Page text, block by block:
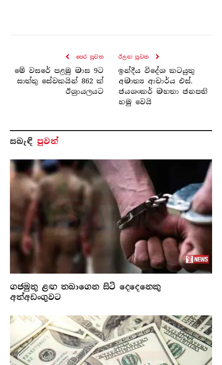
පෙර පුව​ත
මේ වසරේ පළමු මාස 9ට
සාත්තු සේවකයින් 862 ක්
ඊශ්‍රායලයට
ඊළඟ පුව​ත
ඉන්දීය විදේශ කටයුතු
අමාත්‍ය ආචාර්ය එස්.
ජයශංකර් මහතා ජනපති
හමු වෙයි
සබැ​ඳි පුවත්
ගජමුතු ළඟ තබාගෙන සිටි දෙදෙනෙකු
අත්අඩංගුවට